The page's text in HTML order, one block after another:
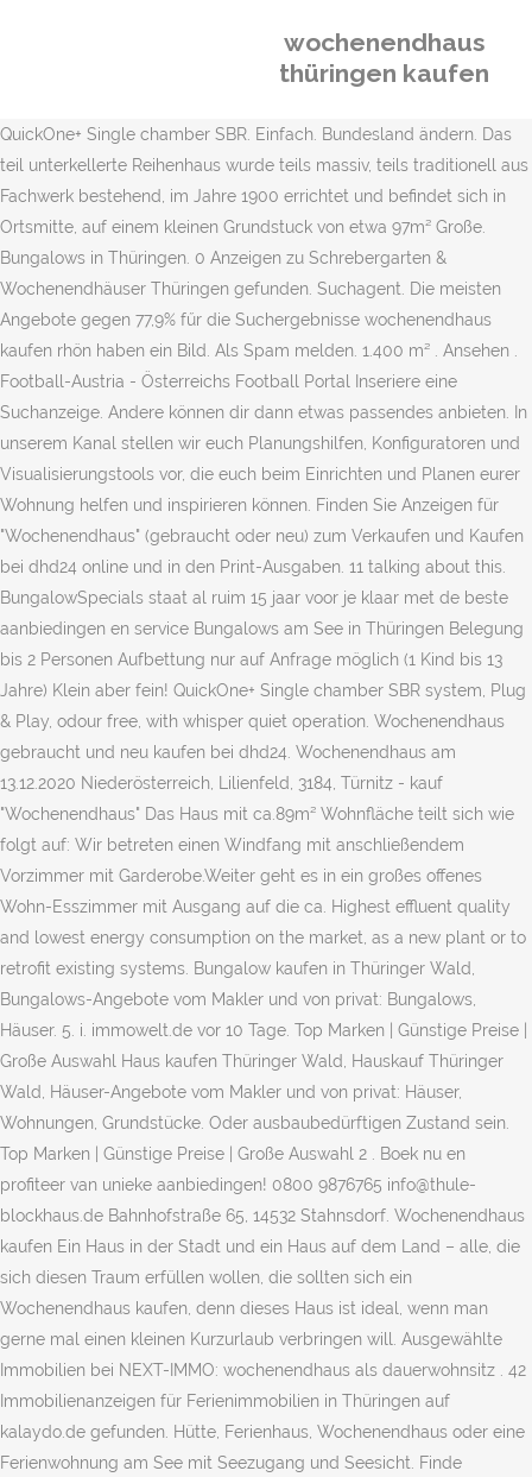
wochenendhaus
thüringen kaufen
QuickOne+ Single chamber SBR. Einfach. Bundesland ändern. Das
teil unterkellerte Reihenhaus wurde teils massiv, teils traditionell aus
Fachwerk bestehend, im Jahre 1900 errichtet und befindet sich in
Ortsmitte, auf einem kleinen Grundstuck von etwa 97m² Große.
Bungalows in Thüringen. 0 Anzeigen zu Schrebergarten &
Wochenendhäuser Thüringen gefunden. Suchagent. Die meisten
Angebote gegen 77,9% fűr die Suchergebnisse wochenendhaus
kaufen rhön haben ein Bild. Als Spam melden. 1.400 m² . Ansehen .
Football-Austria - Österreichs Football Portal Inseriere eine
Suchanzeige. Andere können dir dann etwas passendes anbieten. In
unserem Kanal stellen wir euch Planungshilfen, Konfiguratoren und
Visualisierungstools vor, die euch beim Einrichten und Planen eurer
Wohnung helfen und inspirieren können. Finden Sie Anzeigen für
"Wochenendhaus" (gebraucht oder neu) zum Verkaufen und Kaufen
bei dhd24 online und in den Print-Ausgaben. 11 talking about this.
BungalowSpecials staat al ruim 15 jaar voor je klaar met de beste
aanbiedingen en service Bungalows am See in Thüringen Belegung
bis 2 Personen Aufbettung nur auf Anfrage möglich (1 Kind bis 13
Jahre) Klein aber fein! QuickOne+ Single chamber SBR system, Plug
& Play, odour free, with whisper quiet operation. Wochenendhaus
gebraucht und neu kaufen bei dhd24. Wochenendhaus am
13.12.2020 Niederösterreich, Lilienfeld, 3184, Türnitz - kauf
"Wochenendhaus" Das Haus mit ca.89m² Wohnfläche teilt sich wie
folgt auf: Wir betreten einen Windfang mit anschließendem
Vorzimmer mit Garderobe.Weiter geht es in ein großes offenes
Wohn-Esszimmer mit Ausgang auf die ca. Highest effluent quality
and lowest energy consumption on the market, as a new plant or to
retrofit existing systems. Bungalow kaufen in Thüringer Wald,
Bungalows-Angebote vom Makler und von privat: Bungalows,
Häuser. 5. i. immowelt.de vor 10 Tage. Top Marken | Günstige Preise |
Große Auswahl Haus kaufen Thüringer Wald, Hauskauf Thüringer
Wald, Häuser-Angebote vom Makler und von privat: Häuser,
Wohnungen, Grundstücke. Oder ausbaubedürftigen Zustand sein.
Top Marken | Günstige Preise | Große Auswahl 2 . Boek nu en
profiteer van unieke aanbiedingen! 0800 9876765 info@thule-
blockhaus.de Bahnhofstraße 65, 14532 Stahnsdorf. Wochenendhaus
kaufen Ein Haus in der Stadt und ein Haus auf dem Land – alle, die
sich diesen Traum erfüllen wollen, die sollten sich ein
Wochenendhaus kaufen, denn dieses Haus ist ideal, wenn man
gerne mal einen kleinen Kurzurlaub verbringen will. Ausgewählte
Immobilien bei NEXT-IMMO: wochenendhaus als dauerwohnsitz . 42
Immobilienanzeigen für Ferienimmobilien in Thüringen auf
kalaydo.de gefunden. Hütte, Ferienhaus, Wochenendhaus oder eine
Ferienwohnung am See mit Seezugang und Seesicht. Finde